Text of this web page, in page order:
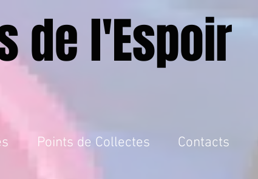
de l'Espoir
Points de Collectes Contacts